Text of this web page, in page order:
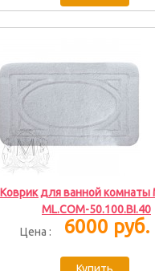
Коврик для ванной комнаты
ML.COM-50.100.BI.40
Цена :
6000 руб.